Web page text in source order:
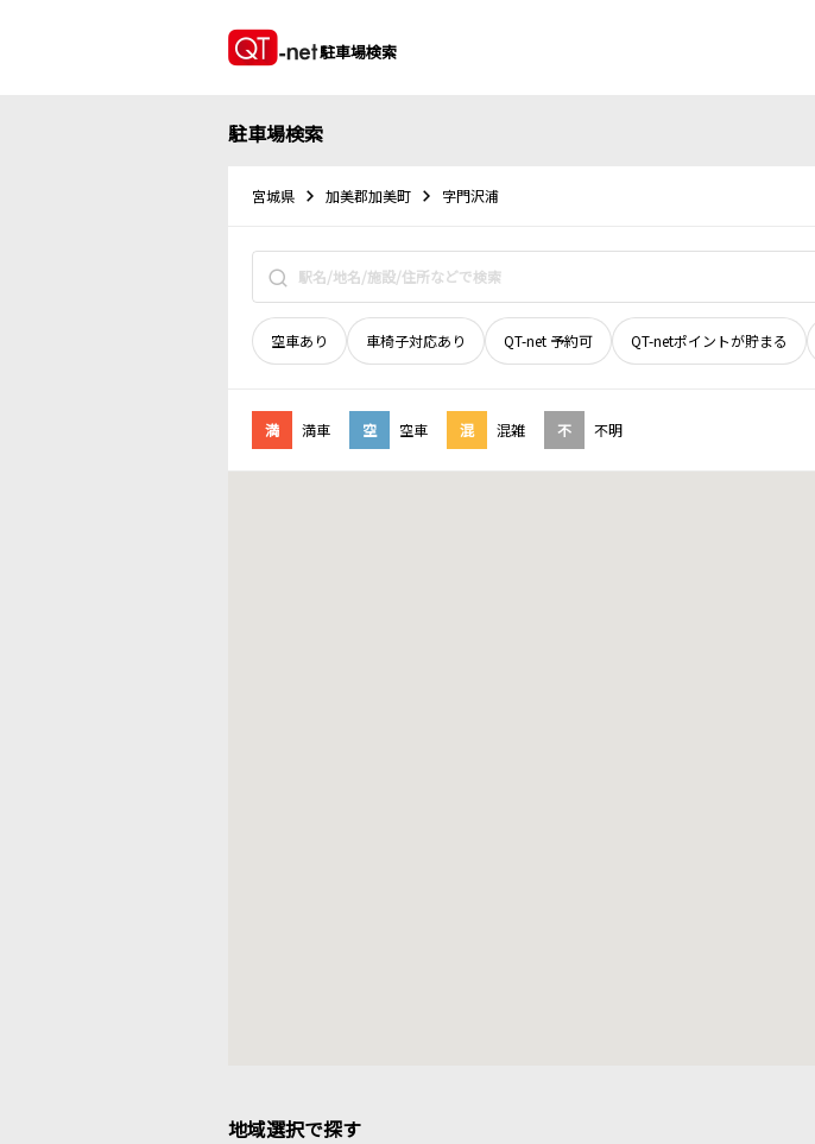
駐車場検索
駐車場検索
宮城県 加美郡加美町 字門沢浦
空車あり 車椅子対応あり QT-net 予約可 QT-netポイントが貯まる
満 満車 空 空車 混 混雑 不 不明
地域選択で探す